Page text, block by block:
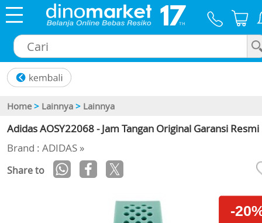
Home > Lainnya > Lainnya
Adidas AOSY22068 - Jam Tangan Original Garansi Resmi
Brand : ADIDAS »
Share to
-